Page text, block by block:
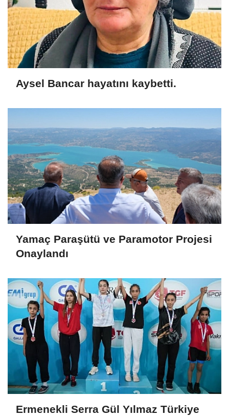
Aysel Bancar hayatını kaybetti.
Yamaç Paraşütü ve Paramotor Projesi
Onaylandı
Ermenekli Serra Gül Yılmaz Türkiye